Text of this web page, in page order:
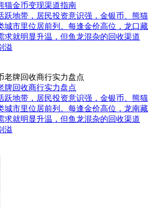
猫金币变现渠道指南
跃地带，居民投资意识强，金银币、熊猫
城市里位居前列。每逢金价高位，龙口藏
求就明显升温，但鱼龙混杂的回收渠道
溢
牌回收商行实力盘点
跃地带，居民投资意识强，金银币、熊猫
城市里位居前列。每逢金价高位，龙南藏
求就明显升温，但鱼龙混杂的回收渠道
溢